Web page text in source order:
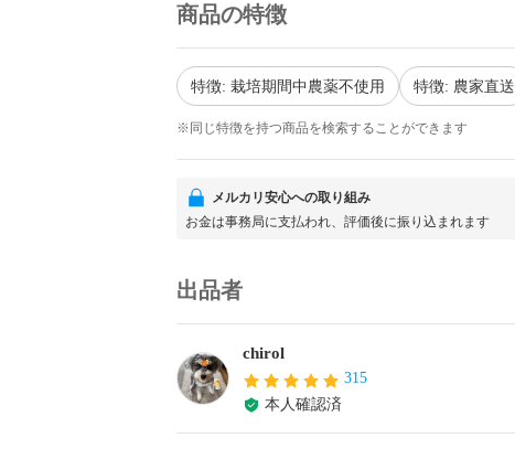
商品の特徴
特徴: 栽培期間中農薬不使用 特徴: 農家直送
※同じ特徴を持つ商品を検索することができます
メルカリ安心への取り組み
お金は事務局に支払われ、評価後に振り込まれます
出品者
chirol
315
本人確認済